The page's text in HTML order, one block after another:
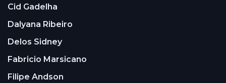
Cid Gadelha
Dalyana Ribeiro
Delos Sidney
Fabricio Marsicano
Filipe Andson